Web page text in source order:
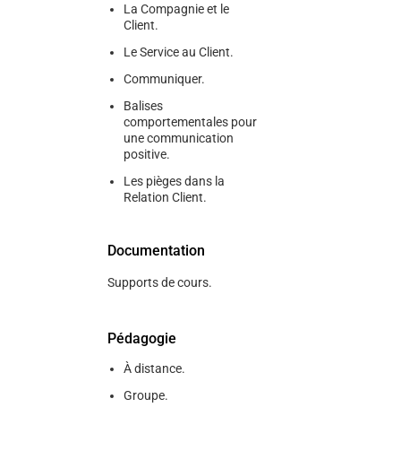
La Compagnie et le
Client.
Le Service au Client.
Communiquer.
Balises
comportementales pour
une communication
positive.
Les pièges dans la
Relation Client.
Documentation
Supports de cours.
Pédagogie
À distance.
Groupe.